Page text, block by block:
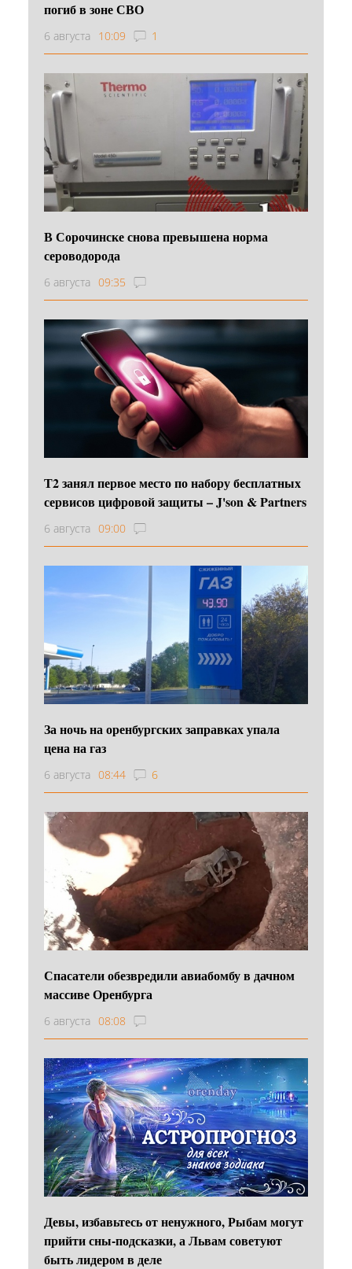
погиб в зоне СВО
6 августа 10:09 1
В Сорочинске снова превышена норма
сероводорода
6 августа 09:35
Т2 занял первое место по набору бесплатных
сервисов цифровой защиты – J'son & Partners
6 августа 09:00
За ночь на оренбургских заправках упала
цена на газ
6 августа 08:44 6
Спасатели обезвредили авиабомбу в дачном
массиве Оренбурга
6 августа 08:08
Девы, избавьтесь от ненужного, Рыбам могут
прийти сны-подсказки, а Львам советуют
быть лидером в деле